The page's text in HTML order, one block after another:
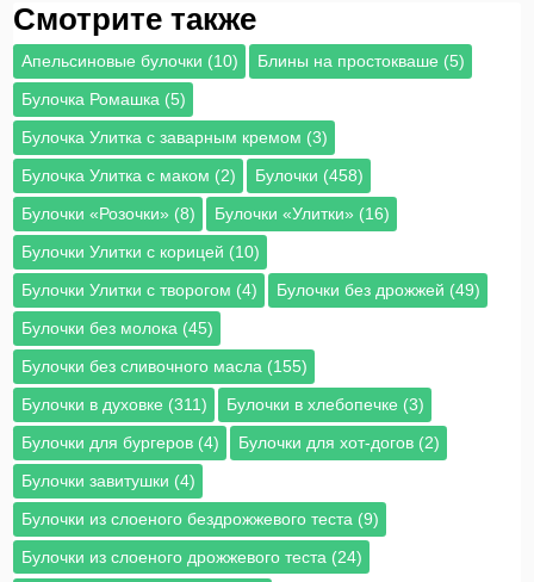
Смотрите также
Апельсиновые булочки (10)
Блины на простокваше (5)
Булочка Ромашка (5)
Булочка Улитка с заварным кремом (3)
Булочка Улитка с маком (2)
Булочки (458)
Булочки «Розочки» (8)
Булочки «Улитки» (16)
Булочки Улитки с корицей (10)
Булочки Улитки с творогом (4)
Булочки без дрожжей (49)
Булочки без молока (45)
Булочки без сливочного масла (155)
Булочки в духовке (311)
Булочки в хлебопечке (3)
Булочки для бургеров (4)
Булочки для хот-догов (2)
Булочки завитушки (4)
Булочки из слоеного бездрожжевого теста (9)
Булочки из слоеного дрожжевого теста (24)